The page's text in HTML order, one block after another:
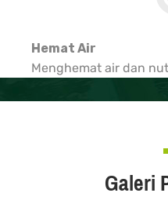
Hemat Air
Menghemat air dan
Galeri